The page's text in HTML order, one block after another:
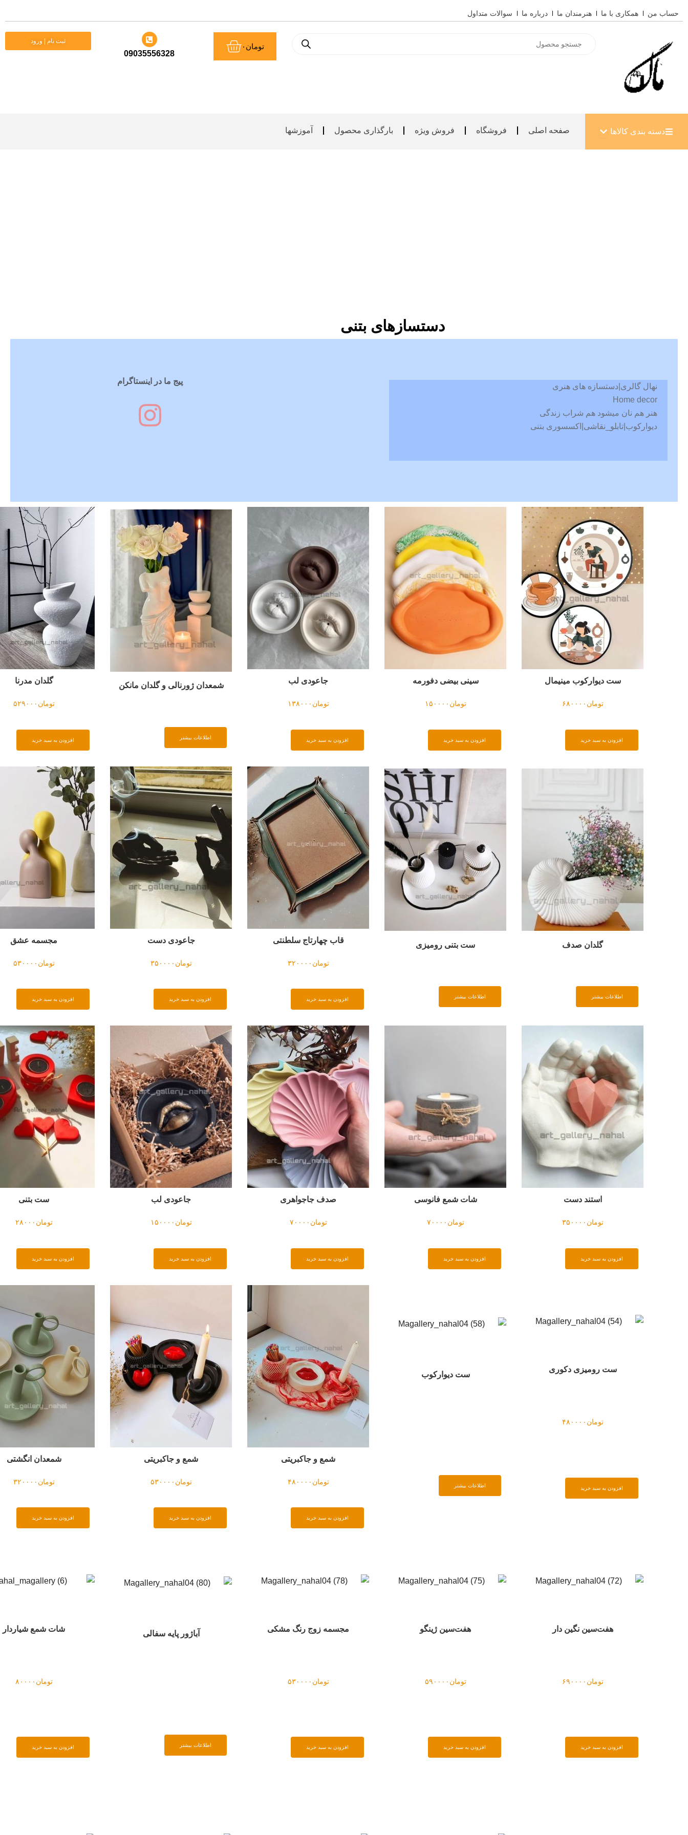
به
حساب من همکاری با ما هنرمندان ما درباره ما سوالات متداول
search
تومان ۰سبد
خرید
09035556328
ثبت نام | ورود
دسته بندی کالاها باز کردن دسته بندی کالاها
صفحه اصلی فروشگاه فروش ویژه بارگذاری محصول آموزشها
دستسازهای بتنی
نهال گالری|دستسازه های هنری
Home decor
هنر هم نان میشود هم شراب زندگی
دیوارکوب|تابلو_نقاشی|اکسسوری بتنی
پیج ما در اینستاگرام
ست دیوارکوب مینیمال
تومان ۶۸۰۰۰۰
افزودن به سبد خرید
سینی بیضی دفورمه
تومان ۱۵۰۰۰۰
افزودن به سبد خرید
جاعودی لب
تومان ۱۳۸۰۰۰
افزودن به سبد خرید
شمعدان ژورنالی و گلدان مانکن
اطلاعات بیشتر
گلدان مدرنا
تومان ۵۲۹۰۰۰
افزودن به سبد خرید
گلدان صدف
اطلاعات بیشتر
ست بتنی رومیزی
اطلاعات بیشتر
قاب چهارتاج سلطنتی
تومان ۳۲۰۰۰۰
افزودن به سبد خرید
جاعودی دست
تومان ۳۵۰۰۰۰
افزودن به سبد خرید
مجسمه عشق
تومان ۵۳۰۰۰۰
افزودن به سبد خرید
استند دست
تومان ۳۵۰۰۰۰
افزودن به سبد خرید
شات شمع فانوسی
تومان ۷۰۰۰۰
افزودن به سبد خرید
صدف جاجواهری
تومان ۷۰۰۰۰
افزودن به سبد خرید
جاعودی لب
تومان ۱۵۰۰۰۰
افزودن به سبد خرید
ست بتنی
تومان ۲۸۰۰۰
افزودن به سبد خرید
ست رومیزی دکوری
تومان ۴۸۰۰۰۰
افزودن به سبد خرید
ست دیوارکوب
اطلاعات بیشتر
شمع و جاکبریتی
تومان ۴۸۰۰۰۰
افزودن به سبد خرید
شمع و جاکبریتی
تومان ۵۳۰۰۰۰
افزودن به سبد خرید
شمعدان انگشتی
تومان ۳۲۰۰۰۰
افزودن به سبد خرید
هفت‌سین نگین دار
تومان ۶۹۰۰۰۰
افزودن به سبد خرید
هفت‌سین ژینگو
تومان ۵۹۰۰۰۰
افزودن به سبد خرید
مجسمه زوج رنگ مشکی
تومان ۵۳۰۰۰۰
افزودن به سبد خرید
آباژور پایه سفالی
اطلاعات بیشتر
شات شمع شیاردار
تومان ۸۰۰۰۰
افزودن به سبد خرید